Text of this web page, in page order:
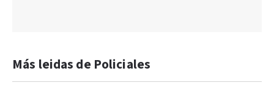
Más leidas de Policiales